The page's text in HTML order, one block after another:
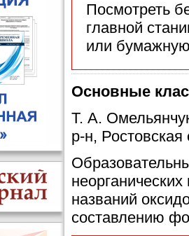
Посмотреть
главной
или
Основные
Т. А.
р-н, Ростовская
названий
составлению